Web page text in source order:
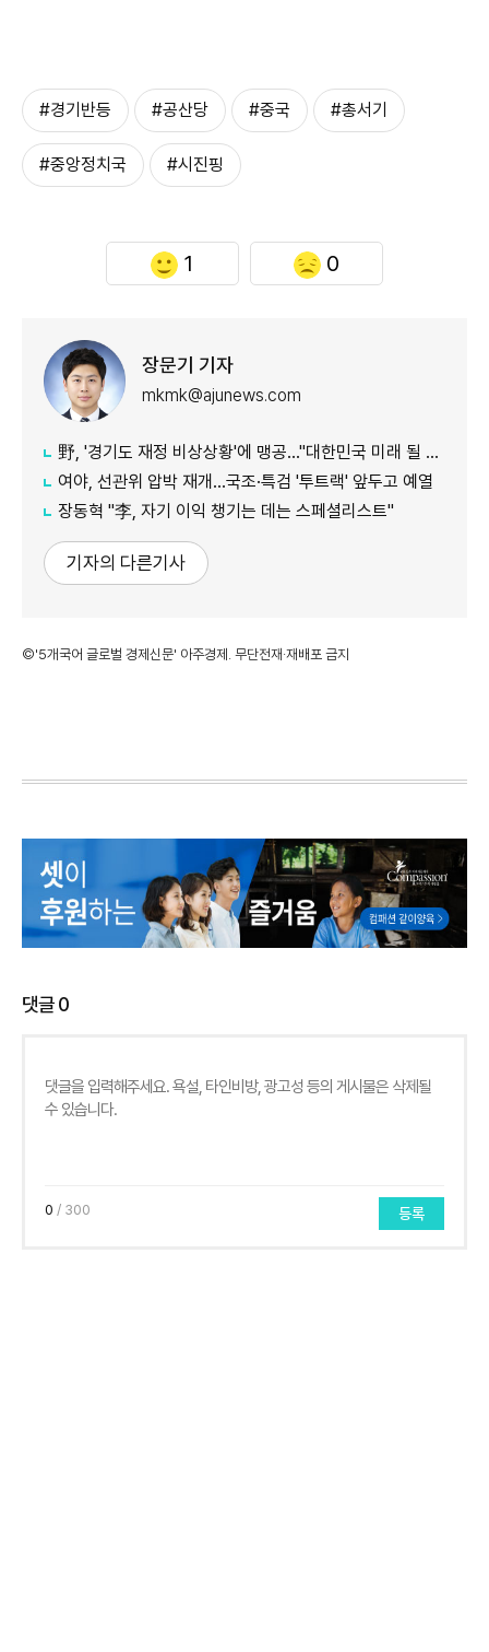
#경기반등 #공산당 #중국 #총서기
#중앙정치국 #시진핑
1 0
장문기 기자
mkmk@ajunews.com
野, '경기도 재정 비상상황'에 맹공…"대한민국 미래 될 수도"
여야, 선관위 압박 재개…국조·특검 '투트랙' 앞두고 예열
장동혁 "李, 자기 이익 챙기는 데는 스페셜리스트"
기자의 다른기사
©'5개국어 글로벌 경제신문' 아주경제. 무단전재·재배포 금지
댓글0
0 / 300 등록